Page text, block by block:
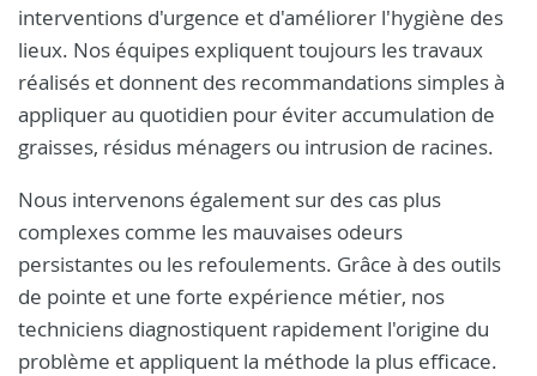
interventions d'urgence et d'améliorer l'hygiène des
lieux. Nos équipes expliquent toujours les travaux
réalisés et donnent des recommandations simples à
appliquer au quotidien pour éviter accumulation de
graisses, résidus ménagers ou intrusion de racines.
Nous intervenons également sur des cas plus
complexes comme les mauvaises odeurs
persistantes ou les refoulements. Grâce à des outils
de pointe et une forte expérience métier, nos
techniciens diagnostiquent rapidement l'origine du
problème et appliquent la méthode la plus efficace.